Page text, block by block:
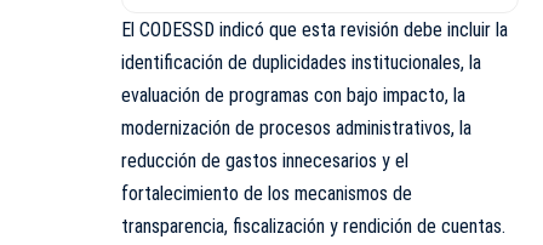
El CODESSD indicó que esta revisión debe incluir la
identificación de duplicidades institucionales, la
evaluación de programas con bajo impacto, la
modernización de procesos administrativos, la
reducción de gastos innecesarios y el
fortalecimiento de los mecanismos de
transparencia, fiscalización y rendición de cuentas.